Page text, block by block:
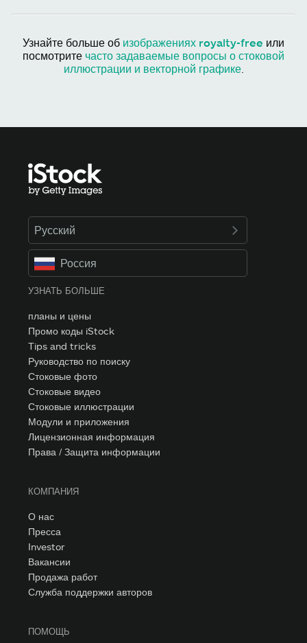
Узнайте больше об изображениях royalty-free или
посмотрите часто задаваемые вопросы о стоковой
иллюстрации и векторной графике.
Русский
Россия
УЗНАТЬ БОЛЬШЕ
планы и цены
Промо коды iStock
Tips and tricks
Руководство по поиску
Стоковые фото
Стоковые видео
Стоковые иллюстрации
Модули и приложения
Лицензионная информация
Права / Защита информации
КОМПАНИЯ
О нас
Пресса
Investor
Вакансии
Продажа работ
Служба поддержки авторов
ПОМОЩЬ